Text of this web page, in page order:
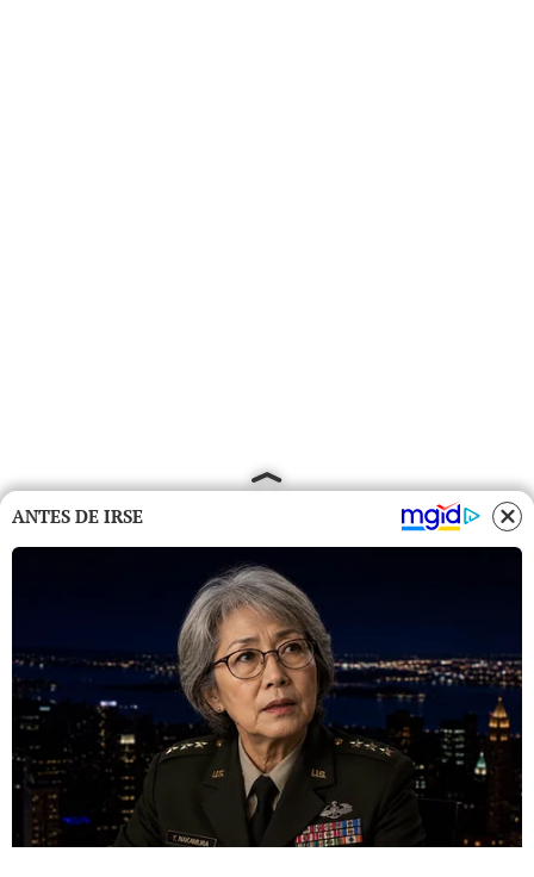
ANTES DE IRSE